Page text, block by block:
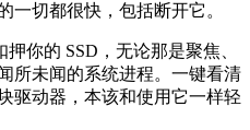
一切都很快，包括断开它。
你的 SSD，无论那是聚焦、
所未闻的系统进程。一键看清
驱动器，本该和使用它一样轻